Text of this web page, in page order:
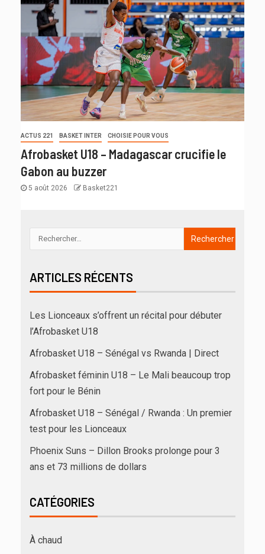
ACTUS 221 BASKET INTER CHOISIE POUR VOUS
Afrobasket U18 – Madagascar crucifie le
Gabon au buzzer
5 août 2026 Basket221
ARTICLES RÉCENTS
Les Lionceaux s’offrent un récital pour débuter
l’Afrobasket U18
Afrobasket U18 – Sénégal vs Rwanda | Direct
Afrobasket féminin U18 – Le Mali beaucoup trop
fort pour le Bénin
Afrobasket U18 – Sénégal / Rwanda : Un premier
test pour les Lionceaux
Phoenix Suns – Dillon Brooks prolonge pour 3
ans et 73 millions de dollars
CATÉGORIES
À chaud